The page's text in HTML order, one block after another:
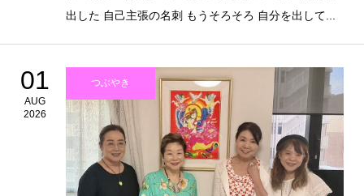
出した 自己主張の名刺 もうそろそろ 自分を出して...
01
AUG
2026
つぶやき